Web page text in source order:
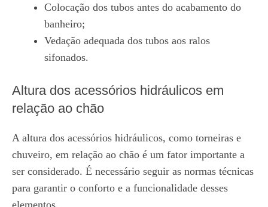
Colocação dos tubos antes do acabamento do
banheiro;
Vedação adequada dos tubos aos ralos
sifonados.
Altura dos acessórios hidráulicos em
relação ao chão
A altura dos acessórios hidráulicos, como torneiras e
chuveiro, em relação ao chão é um fator importante a
ser considerado. É necessário seguir as normas técnicas
para garantir o conforto e a funcionalidade desses
elementos.